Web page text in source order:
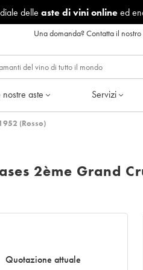
delle aste di vini onlineed
Una domanda?Contatta il
nostre aste Servizi
(Rosso)
2ème Grand
Quotazione attuale